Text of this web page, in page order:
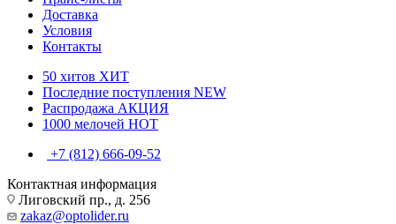
Доставка
Условия
Контакты
50 хитов ХИТ
Последние поступления NEW
Распродажа АКЦИЯ
1000 мелочей HOT
+7 (812) 666-09-52
Контактная информация
Лиговский пр., д. 256
zakaz@optolider.ru